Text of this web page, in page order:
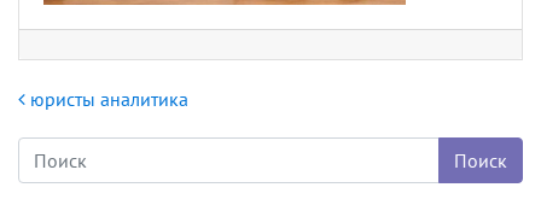
Навигация по записям
юристы аналитика